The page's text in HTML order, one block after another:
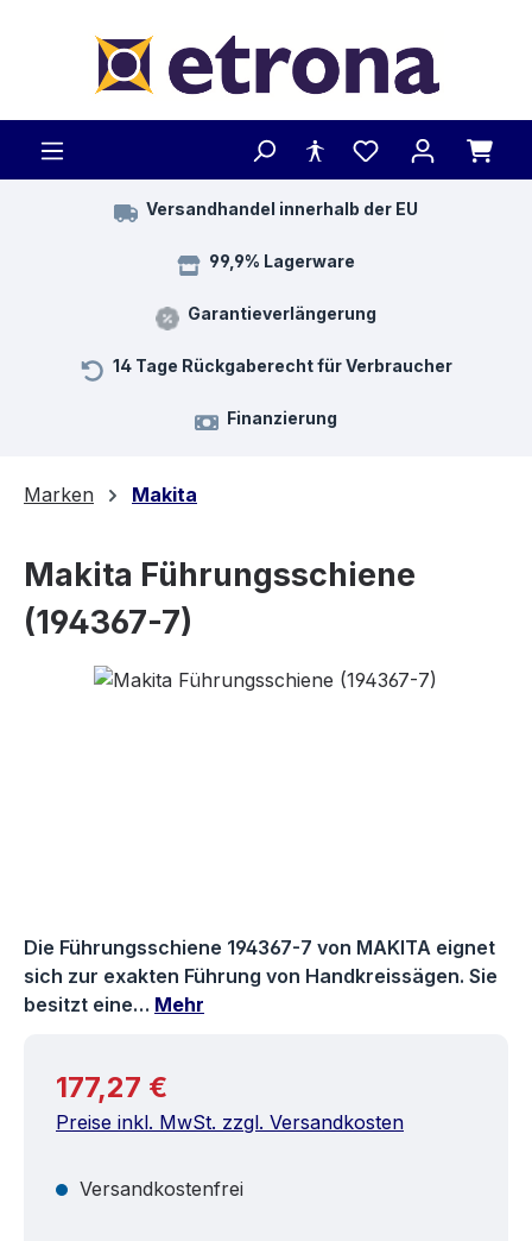
Versandhandel innerhalb der EU
99,9% Lagerware
Garantieverlängerung
14 Tage Rückgaberecht für Verbraucher
Finanzierung
Marken Makita
Makita Führungsschiene
(194367-7)
Bildergalerie überspringen
Die Führungsschiene 194367-7 von MAKITA eignet
sich zur exakten Führung von Handkreissägen. Sie
besitzt eine… Mehr
Regulärer Preis:
177,27 €
Preise inkl. MwSt. zzgl. Versandkosten
Versandkostenfrei